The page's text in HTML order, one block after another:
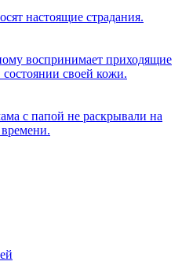
настоящие страдания.
воспринимает приходящие
состоянии своей кожи.
с папой не раскрывали на